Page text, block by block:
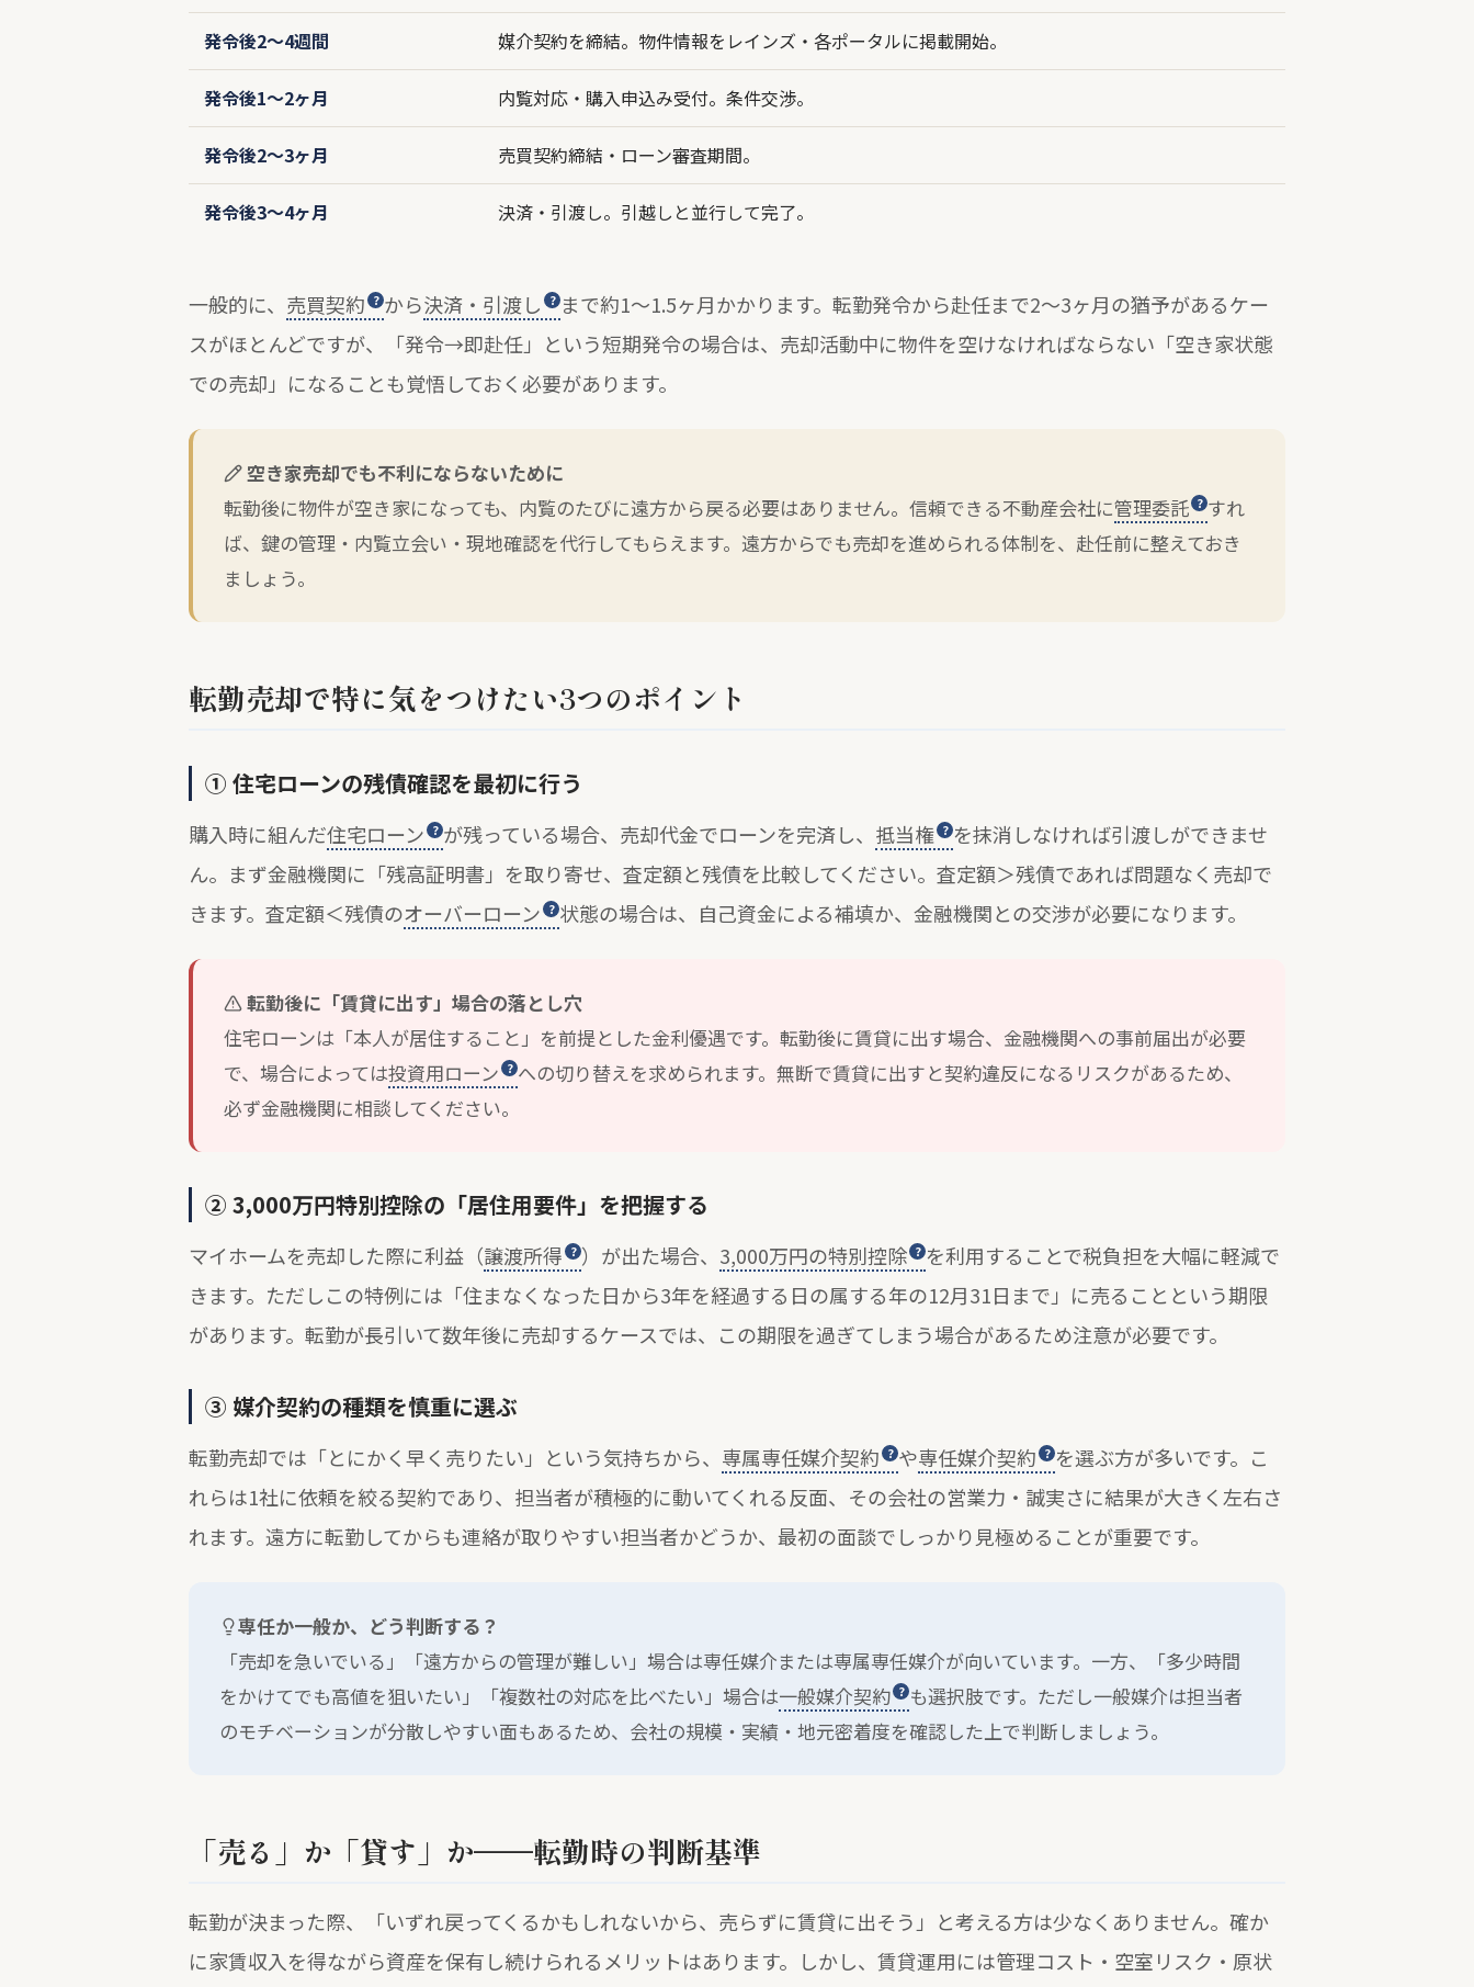
発令後2〜4週間 媒介契約を締結。物件情報をレインズ・各ポータルに掲載開始。
発令後1〜2ヶ月 内覧対応・購入申込み受付。条件交渉。
発令後2〜3ヶ月 売買契約締結・ローン審査期間。
発令後3〜4ヶ月 決済・引渡し。引越しと並行して完了。
一般的に、 売買契約 から決済・引渡し
まで約1〜1.5ヶ月かかります。転勤発令から赴任まで2〜3ヶ月の猶予があるケー
スがほとんどですが、「発令→即赴任」という短期発令の場合は、売却活動中に物件を空けなければならない「空き家状態
での売却」になることも覚悟しておく必要があります。
空き家売却でも不利にならないために
転勤後に物件が空き家になっても、内覧のたびに遠方から戻る必要はありません。信頼できる不動産会社に管理委託
すれ
ば、鍵の管理・内覧立会い・現地確認を代行してもらえます。遠方からでも売却を進められる体制を、赴任前に整えておき
ましょう。
転勤売却で特に気をつけたい3つのポイント
① 住宅ローンの残債確認を最初に行う
購入時に組んだ住宅ローン が残っている場合、売却代金でローンを完済し、 抵当権
を抹消しなければ引渡しができませ
ん。まず金融機関に「残高証明書」を取り寄せ、査定額と残債を比較してください。査定額＞残債であれば問題なく売却で
きます。査定額＜残債のオーバーローン 状態の場合は、自己資金による補填か、金融機関との交渉が必要になります。
転勤後に「賃貸に出す」場合の落とし穴
住宅ローンは「本人が居住すること」を前提とした金利優遇です。転勤後に賃貸に出す場合、金融機関への事前届出が必要
で、場合によっては投資用ローン
への切り替えを求められます。無断で賃貸に出すと契約違反になるリスクがあるため、
必ず金融機関に相談してください。
② 3,000万円特別控除の「居住用要件」を把握する
マイホームを売却した際に利益（譲渡所得 ）が出た場合、 3,000万円の特別控除
を利用することで税負担を大幅に軽減で
きます。ただしこの特例には「住まなくなった日から3年を経過する日の属する年の12月31日まで」に売ることという期限
があります。転勤が長引いて数年後に売却するケースでは、この期限を過ぎてしまう場合があるため注意が必要です。
③ 媒介契約の種類を慎重に選ぶ
転勤売却では「とにかく早く売りたい」という気持ちから、 専属専任媒介契約 や専任媒介契約
を選ぶ方が多いです。こ
れらは1社に依頼を絞る契約であり、担当者が積極的に動いてくれる反面、その会社の営業力・誠実さに結果が大きく左右さ
れます。遠方に転勤してからも連絡が取りやすい担当者かどうか、最初の面談でしっかり見極めることが重要です。
専任か一般か、どう判断する？
「売却を急いでいる」「遠方からの管理が難しい」場合は専任媒介または専属専任媒介が向いています。一方、「多少時間
をかけてでも高値を狙いたい」「複数社の対応を比べたい」場合は一般媒介契約
も選択肢です。ただし一般媒介は担当者
のモチベーションが分散しやすい面もあるため、会社の規模・実績・地元密着度を確認した上で判断しましょう。
「売る」か「貸す」か——転勤時の判断基準
転勤が決まった際、「いずれ戻ってくるかもしれないから、売らずに賃貸に出そう」と考える方は少なくありません。確か
に家賃収入を得ながら資産を保有し続けられるメリットはあります。しかし、賃貸運用には管理コスト・空室リスク・原状